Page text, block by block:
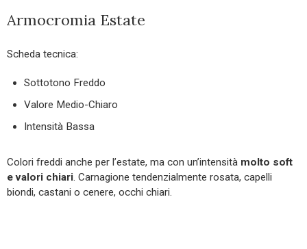
Armocromia Estate
Scheda tecnica:
Sottotono Freddo
Valore Medio-Chiaro
Intensità Bassa
Colori freddi anche per l’estate, ma con un’intensità molto soft
e valori chiari. Carnagione tendenzialmente rosata, capelli
biondi, castani o cenere, occhi chiari.